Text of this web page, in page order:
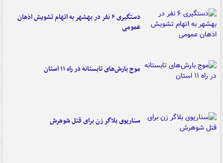
دستگیری ۶ نفر در بهشهر به اتهام تشویش اذهان
عمومی
موج بارش‌های تابستانه در راه ۱۱ استان
سناریوی بلاگر زن برای قتل شوهرش